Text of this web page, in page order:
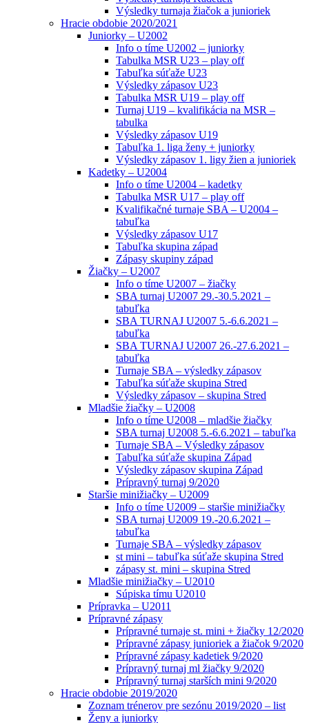
Výsledky turnaja žiačok a junioriek
Hracie obdobie 2020/2021
Juniorky – U2002
Info o tíme U2002 – juniorky
Tabulka MSR U23 – play off
Tabuľka súťaže U23
Výsledky zápasov U23
Tabulka MSR U19 – play off
Turnaj U19 – kvalifikácia na MSR –
tabulka
Výsledky zápasov U19
Tabuľka 1. liga ženy + juniorky
Výsledky zápasov 1. ligy žien a junioriek
Kadetky – U2004
Info o tíme U2004 – kadetky
Tabulka MSR U17 – play off
Kvalifikačné turnaje SBA – U2004 –
tabuľka
Výsledky zápasov U17
Tabuľka skupina západ
Zápasy skupiny západ
Žiačky – U2007
Info o tíme U2007 – žiačky
SBA turnaj U2007 29.-30.5.2021 –
tabuľka
SBA TURNAJ U2007 5.-6.6.2021 –
tabuľka
SBA TURNAJ U2007 26.-27.6.2021 –
tabuľka
Turnaje SBA – výsledky zápasov
Tabuľka súťaže skupina Stred
Výsledky zápasov – skupina Stred
Mladšie žiačky – U2008
Info o tíme U2008 – mladšie žiačky
SBA turnaj U2008 5.-6.6.2021 – tabuľka
Turnaje SBA – Výsledky zápasov
Tabuľka súťaže skupina Západ
Výsledky zápasov skupina Západ
Prípravný turnaj 9/2020
Staršie minižiačky – U2009
Info o tíme U2009 – staršie minižiačky
SBA turnaj U2009 19.-20.6.2021 –
tabuľka
Turnaje SBA – výsledky zápasov
st mini – tabuľka súťaže skupina Stred
zápasy st. mini – skupina Stred
Mladšie minižiačky – U2010
Súpiska tímu U2010
Prípravka – U2011
Prípravné zápasy
Prípravné turnaje st. mini + žiačky 12/2020
Prípravné zápasy junioriek a žiačok 9/2020
Prípravné zápasy kadetiek 9/2020
Prípravný turnaj ml žiačky 9/2020
Prípravný turnaj starších mini 9/2020
Hracie obdobie 2019/2020
Zoznam trénerov pre sezónu 2019/2020 – list
Ženy a juniorky